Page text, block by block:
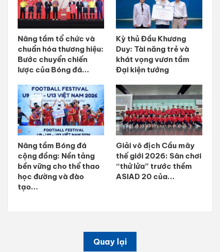
Nâng tầm tổ chức và
chuẩn hóa thương hiệu:
Bước chuyển chiến
lược của Bóng đá...
Kỳ thủ Đầu Khương
Duy: Tài năng trẻ và
khát vọng vươn tầm
Đại kiện tướng
Nâng tầm Bóng đá
cộng đồng: Nền tảng
bền vững cho thể thao
học đường và đào
tạo...
Giải vô địch Cầu mây
thế giới 2026: Sân chơi
“thử lửa” trước thềm
ASIAD 20 của...
Quay lại